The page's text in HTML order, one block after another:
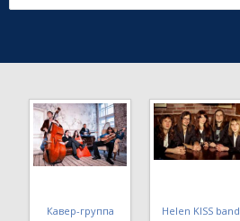
Стиляги band МШ 4 уровня ВИГ